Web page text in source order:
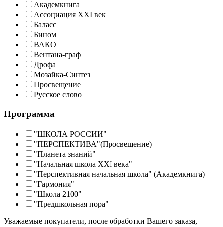
Академкнига
Ассоциация XXI век
Баласс
Бином
ВАКО
Вентана-граф
Дрофа
Мозайка-Синтез
Просвещение
Русское слово
Программа
"ШКОЛА РОССИИ"
"ПЕРСПЕКТИВА"(Просвещение)
"Планета знаний"
"Начальная школа XXI века"
"Перспективная начальная школа" (Академкнига)
"Гармония"
"Школа 2100"
"Предшкольная пора"
Уважаемые покупатели, после обработки Вашего заказа,